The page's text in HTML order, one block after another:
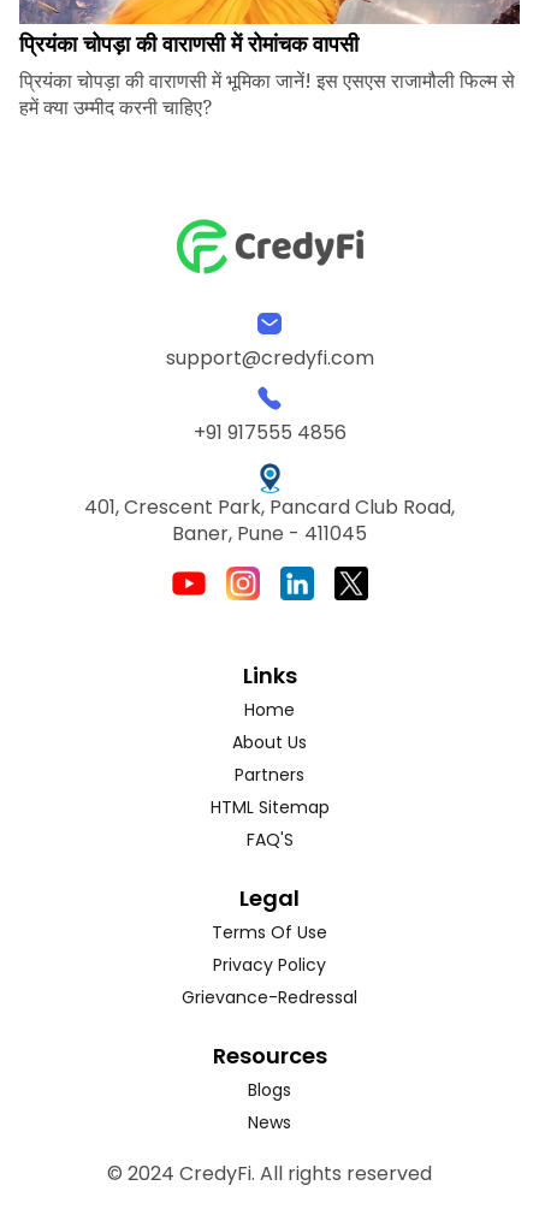
प्रियंका चोपड़ा की वाराणसी में रोमांचक वापसी
प्रियंका चोपड़ा की वाराणसी में भूमिका जानें! इस एसएस राजामौली फिल्म से
हमें क्या उम्मीद करनी चाहिए?
support@credyfi.com
+91 917555 4856
401, Crescent Park, Pancard Club Road,
Baner, Pune - 411045
Links
Home
About Us
Partners
HTML Sitemap
FAQ'S
Legal
Terms Of Use
Privacy Policy
Grievance-Redressal
Resources
Blogs
News
© 2024 CredyFi. All rights reserved